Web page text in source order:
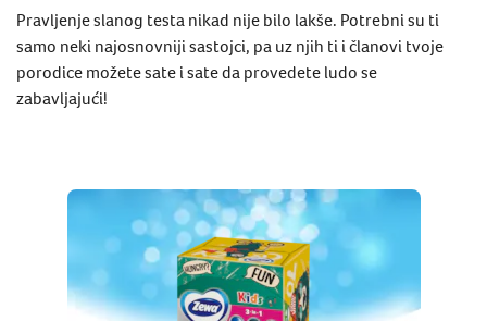
Pravljenje slanog testa nikad nije bilo lakše. Potrebni su ti
samo neki najosnovniji sastojci, pa uz njih ti i članovi tvoje
porodice možete sate i sate da provedete ludo se
zabavljajući!